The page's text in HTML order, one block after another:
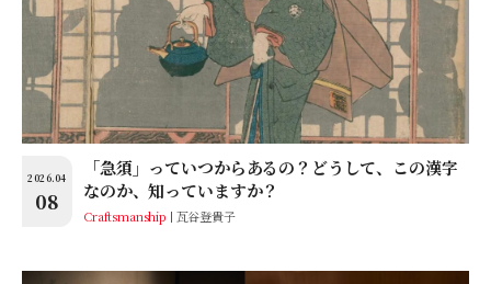
2026.04
08
「急須」っていつからあるの？どうして、この漢字
なのか、知っていますか？
Craftsmanship 瓦谷登貴子